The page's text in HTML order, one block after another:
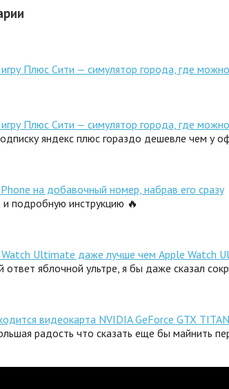
Плюс Сити — симулятор города, где
Плюс Сити — симулятор города, где
яндекс плюс гораздо дешевле чем у
на добавочный номер, набрав его сразу
подробную инструкцию 🔥
Ultimate даже лучше чем Apple Watch
ответ яблочной ультре, я бы даже сказал
видеокарта NVIDIA GeForce GTX
радость что сказать еще бы майнить